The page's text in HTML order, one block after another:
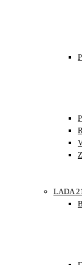
LADA